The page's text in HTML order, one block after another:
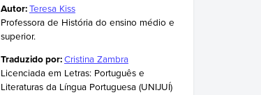
O Homo sapiens
OHomo neandertal
OHomo sapiens sapiens
Autor:Teresa Kiss
Professora de História do ensino médio e
superior.
Traduzido por:Cristina Zambra
Licenciada em Letras: Português e
Literaturas da Língua Portuguesa (UNIJUÍ)